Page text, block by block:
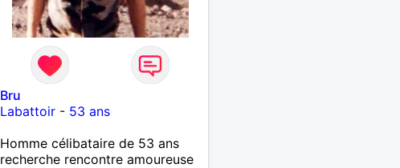
Bru
Labattoir - 53 ans
Homme célibataire de 53 ans
recherche rencontre amoureuse